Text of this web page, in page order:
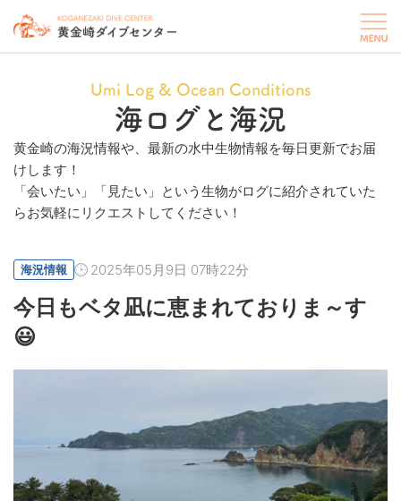
Umi Log & Ocean Conditions
海ログと海況
黄金崎の海況情報や、最新の水中生物情報を毎日更新でお届
けします！
「会いたい」「見たい」という生物がログに紹介されていた
らお気軽にリクエストしてください！
海況情報 2025年05月9日 07時22分
今日もベタ凪に恵まれておりま～す
😃